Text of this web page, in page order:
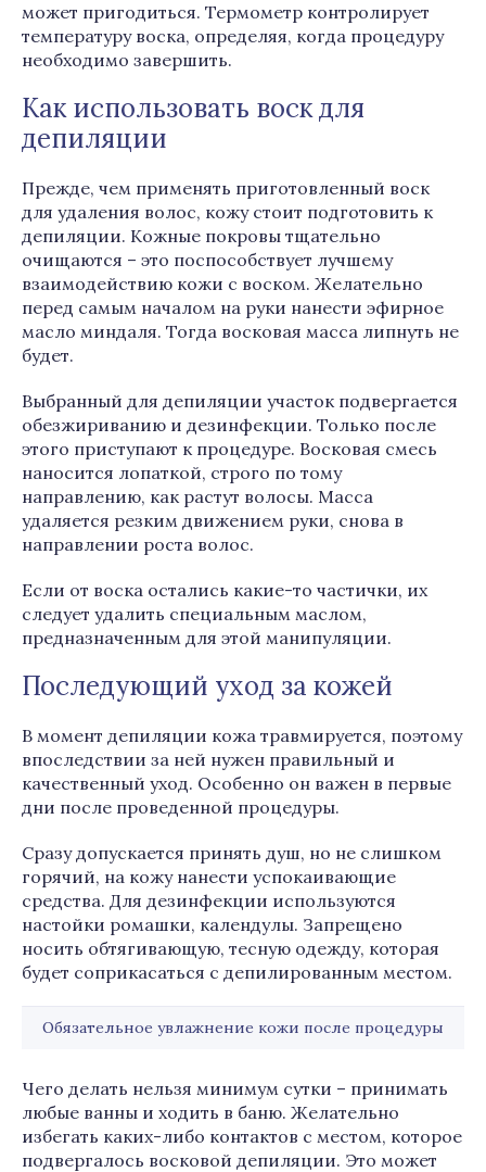
может пригодиться. Термометр контролирует
температуру воска, определяя, когда процедуру
необходимо завершить.
Как использовать воск для
депиляции
Прежде, чем применять приготовленный воск
для удаления волос, кожу стоит подготовить к
депиляции. Кожные покровы тщательно
очищаются – это поспособствует лучшему
взаимодействию кожи с воском. Желательно
перед самым началом на руки нанести эфирное
масло миндаля. Тогда восковая масса липнуть не
будет.
Выбранный для депиляции участок подвергается
обезжириванию и дезинфекции. Только после
этого приступают к процедуре. Восковая смесь
наносится лопаткой, строго по тому
направлению, как растут волосы. Масса
удаляется резким движением руки, снова в
направлении роста волос.
Если от воска остались какие-то частички, их
следует удалить специальным маслом,
предназначенным для этой манипуляции.
Последующий уход за кожей
В момент депиляции кожа травмируется, поэтому
впоследствии за ней нужен правильный и
качественный уход. Особенно он важен в первые
дни после проведенной процедуры.
Сразу допускается принять душ, но не слишком
горячий, на кожу нанести успокаивающие
средства. Для дезинфекции используются
настойки ромашки, календулы. Запрещено
носить обтягивающую, тесную одежду, которая
будет соприкасаться с депилированным местом.
Обязательное увлажнение кожи после процедуры
Чего делать нельзя минимум сутки – принимать
любые ванны и ходить в баню. Желательно
избегать каких-либо контактов с местом, которое
подвергалось восковой депиляции. Это может